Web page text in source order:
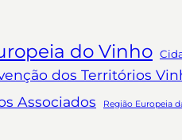
do Vinho
dos Territórios
Associados Região Europeia